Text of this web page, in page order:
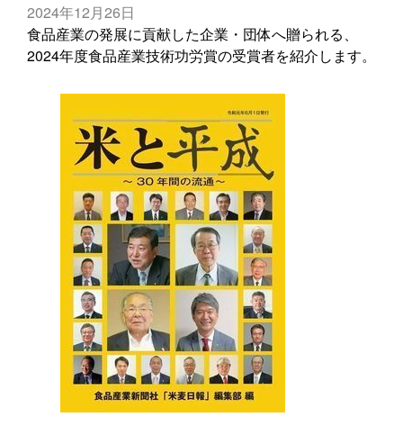
2024年12月26日
食品産業の発展に貢献した企業・団体へ贈られる、
2024年度食品産業技術功労賞の受賞者を紹介します。